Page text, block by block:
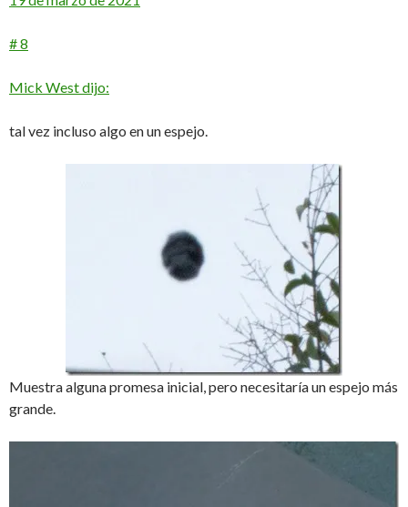
# 8
Mick West dijo:
tal vez incluso algo en un espejo.
Muestra alguna promesa inicial, pero necesitaría un espejo más
grande.